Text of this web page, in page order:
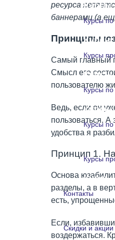
Курсы
Курсы по
Курсы
Курсы
Курсы
Курсы
Курсы
Курсы по
Курсы
Курсы
Контакты
Скидки и акции
ресурса
баннерами (а
Принципы
Самый главный
Смысл его
пользователю
Ведь, если он
пользоваться. А
удобства я
Принцип 1.
Основа
разделы, а в
есть,
Если,
воздержаться.